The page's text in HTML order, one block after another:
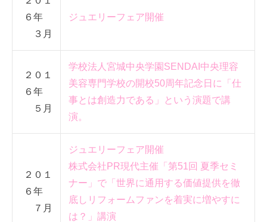
６年
３月
ジュエリーフェア開催
２０１
６年
５月
学校法人宮城中央学園SENDAI中央理容
美容専門学校の開校50周年記念日に「仕
事とは創造力である」という演題で講
演。
２０１
６年
７月
ジュエリーフェア開催
株式会社PR現代主催「第51回 夏季セミ
ナー」で「世界に通用する価値提供を徹
底しリフォームファンを着実に増やすに
は？」講演